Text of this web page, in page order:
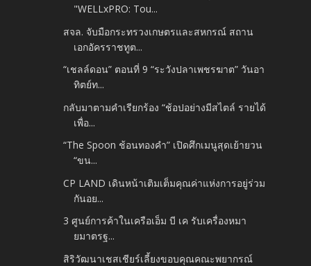
"WELLxPRO: Tou...
สจล. จับมือกระทรวงเกษตรและสหกรณ์ สถาน
เอกอัครราชทูต...
“เชลล์ดอน” ตอนที่ 9 “ระวังปลาเพชรฆาต” วันอา
ทิตย์ท...
กลับมาตามคำเรียกร้อง “ช้อปอย่างมีสไตล์ รายได้
เพื่อ...
“The Spoon ช้อนทองคำ” เปิดศึกเมนูสุดเย้ายวน
“ขน...
CP LAND เดินหน้าเติมเต็มคุณค่าแห่งการอยู่ร่วม
กันอย...
3 ศูนย์การค้าในเครือเอ็ม บี เค รับเครื่องหมา
ยมาตรฐ...
สิริวัฒนาเชสเชียร์เลี้ยงขอบคุณคณะพยากรณ์